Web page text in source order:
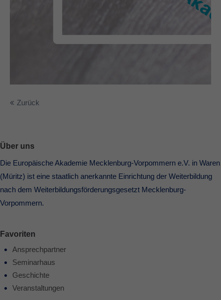
Zurück
Über uns
Die Europäische Akademie Mecklenburg-Vorpommern e.V. in Waren
(Müritz) ist eine staatlich anerkannte Einrichtung der Weiterbildung
nach dem Weiterbildungsförderungsgesetzt Mecklenburg-
Vorpommern.
Favoriten
Ansprechpartner
Seminarhaus
Geschichte
Veranstaltungen